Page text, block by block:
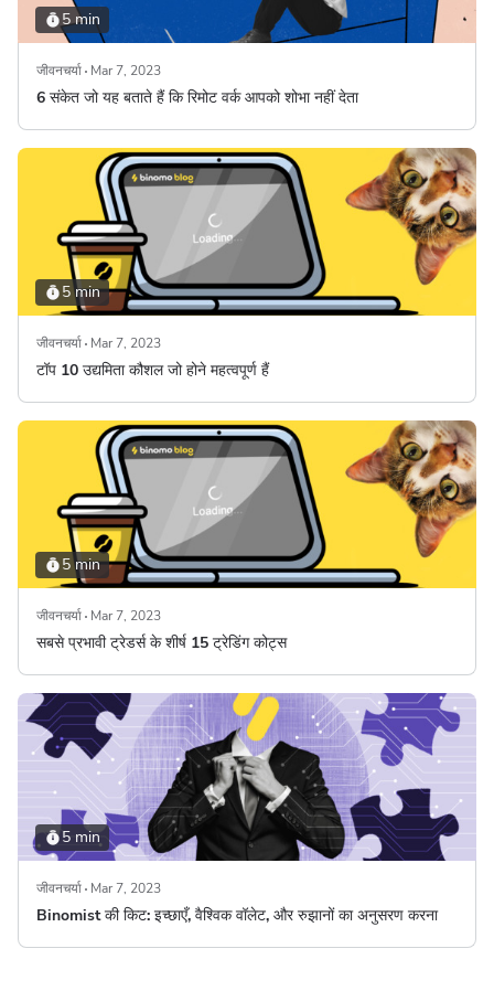
5 min
जीवनचर्या Mar 7, 2023
6 संकेत जो यह बताते हैं कि रिमोट वर्क आपको शोभा नहीं देता
5 min
जीवनचर्या Mar 7, 2023
टॉप 10 उद्यमिता कौशल जो होने महत्वपूर्ण हैं
5 min
जीवनचर्या Mar 7, 2023
सबसे प्रभावी ट्रेडर्स के शीर्ष 15 ट्रेडिंग कोट्स
5 min
जीवनचर्या Mar 7, 2023
Binomist की किट: इच्छाएँ, वैश्विक वॉलेट, और रुझानों का अनुसरण करना